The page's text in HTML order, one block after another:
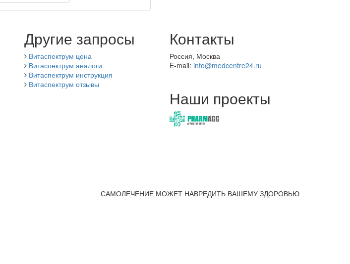
Другие запросы
Витаспектрум цена
Витаспектрум аналоги
Витаспектрум инструкция
Витаспектрум отзывы
Контакты
Россия, Москва
E-mail: info@medcentre24.ru
Наши проекты
САМОЛЕЧЕНИЕ МОЖЕТ НАВРЕДИТЬ ВАШЕМУ ЗДОРОВЬЮ